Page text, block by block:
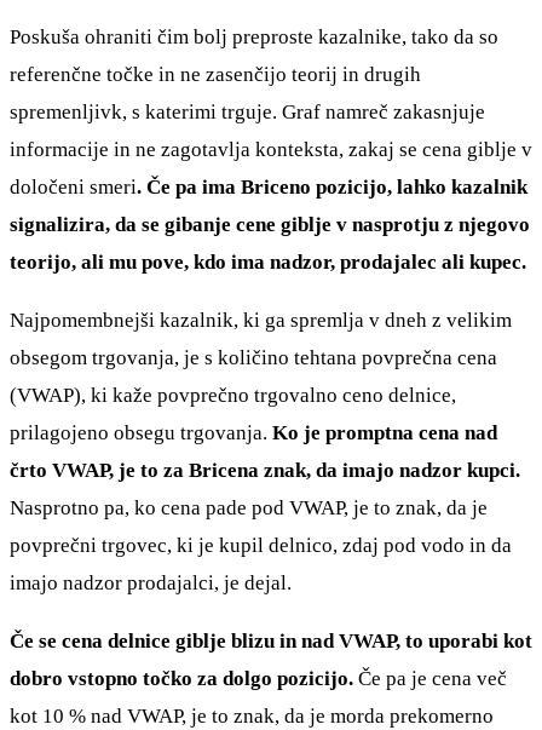
Poskuša ohraniti čim bolj preproste kazalnike, tako da so
referenčne točke in ne zasenčijo teorij in drugih
spremenljivk, s katerimi trguje. Graf namreč zakasnjuje
informacije in ne zagotavlja konteksta, zakaj se cena giblje v
določeni smeri. Če pa ima Briceno pozicijo, lahko kazalnik
signalizira, da se gibanje cene giblje v nasprotju z njegovo
teorijo, ali mu pove, kdo ima nadzor, prodajalec ali kupec.
Najpomembnejši kazalnik, ki ga spremlja v dneh z velikim
obsegom trgovanja, je s količino tehtana povprečna cena
(VWAP), ki kaže povprečno trgovalno ceno delnice,
prilagojeno obsegu trgovanja. Ko je promptna cena nad
črto VWAP, je to za Bricena znak, da imajo nadzor kupci.
Nasprotno pa, ko cena pade pod VWAP, je to znak, da je
povprečni trgovec, ki je kupil delnico, zdaj pod vodo in da
imajo nadzor prodajalci, je dejal.
Če se cena delnice giblje blizu in nad VWAP, to uporabi kot
dobro vstopno točko za dolgo pozicijo. Če pa je cena več
kot 10 % nad VWAP, je to znak, da je morda prekomerno